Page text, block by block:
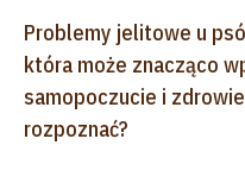
Problemy jelitowe u
która może znacząco
samopoczucie i
rozpoznać?